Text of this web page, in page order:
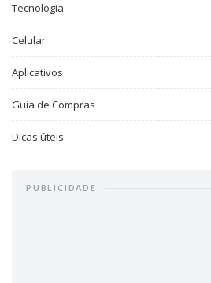
Tecnologia
Celular
Aplicativos
Guia de Compras
Dicas úteis
PUBLICIDADE